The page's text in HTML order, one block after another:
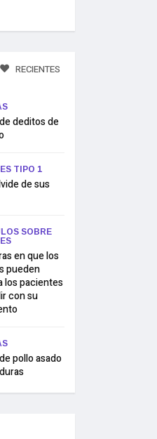
RECIENTES
deditos de
TIPO 1
de sus
SOBRE
en que los
pueden
los pacientes
con su
pollo asado